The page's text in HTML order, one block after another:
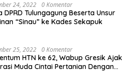
24, 2022 0 Komentar
DPRD Tulungagung Beserta Unsur
“Sinau” ke Kades Sekapuk
25, 2022 0 Komentar
HTN ke 62, Wabup Gresik Ajak
Muda Cintai Pertanian Dengan